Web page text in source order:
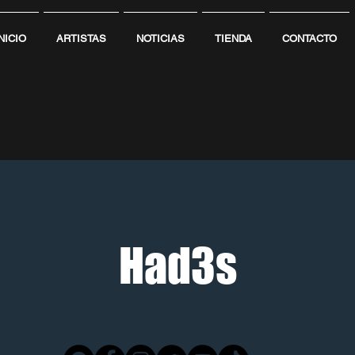
ARTISTAS NOTICIAS TIENDA CONTACTO
Had3s